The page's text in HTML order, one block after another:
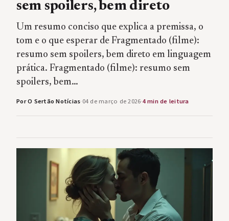
sem spoilers, bem direto
Um resumo conciso que explica a premissa, o
tom e o que esperar de Fragmentado (filme):
resumo sem spoilers, bem direto em linguagem
prática. Fragmentado (filme): resumo sem
spoilers, bem…
Por O Sertão Notícias·04 de março de 2026·4 min de leitura